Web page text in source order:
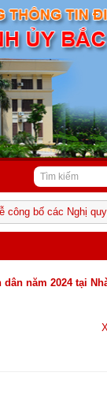
bố các Nghị
năm 2024 tại